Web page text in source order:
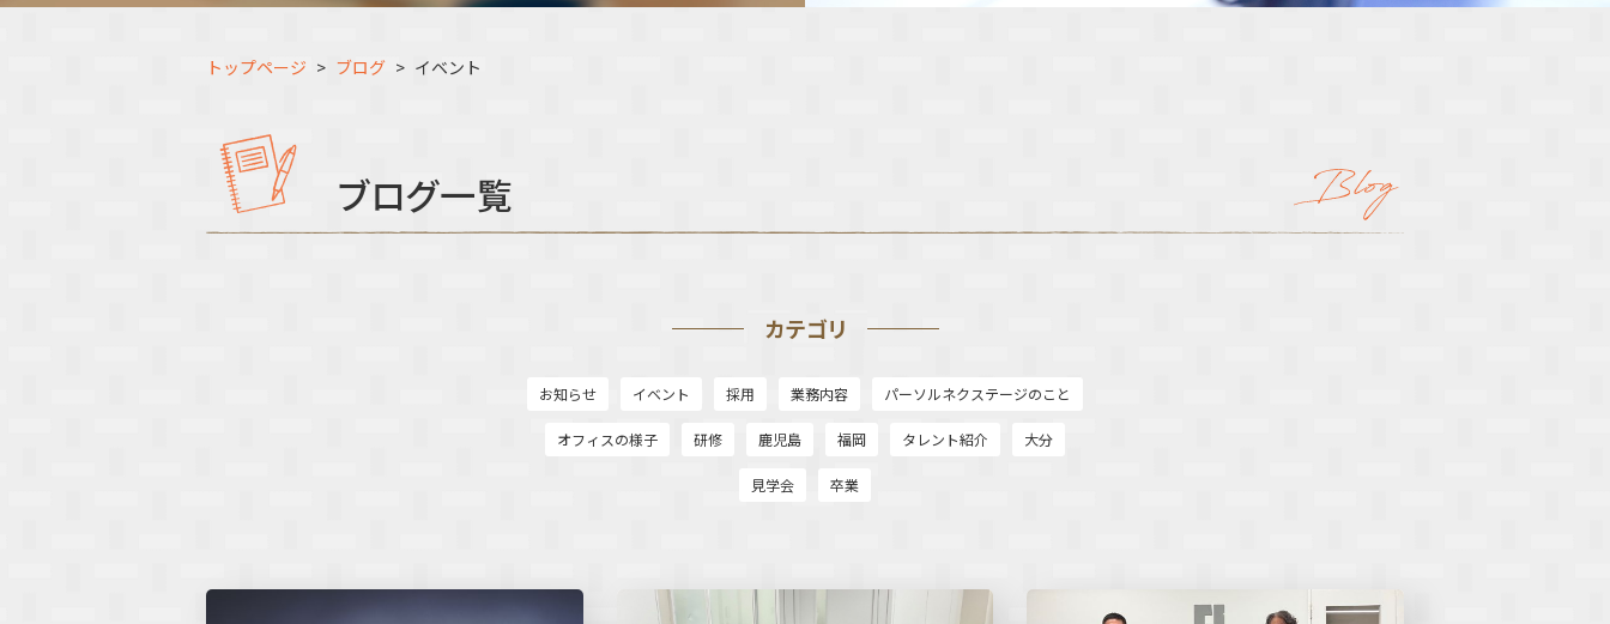
トップページ ブログ イベント
ブログ一覧
カテゴリ
お知らせ イベント 採用 業務内容 パーソルネクステージのこと
オフィスの様子 研修 鹿児島 福岡 タレント紹介 大分
見学会 卒業